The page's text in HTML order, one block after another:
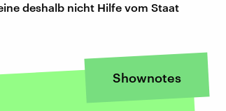
deshalb nicht Hilfe vom Staat
Shownotes